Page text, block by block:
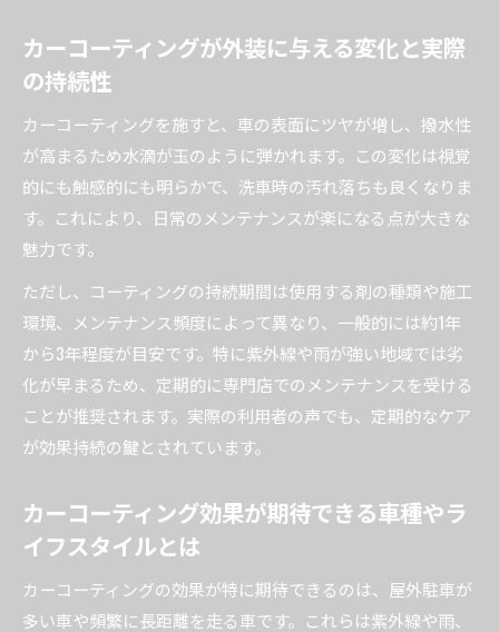
維持費や手間を踏まえたカーコーティングの選
び方
カーコーティング施工前に知るべき費用項目ま
とめ
水洗いだけで十分？維持管理と再施工の現実
カーコーティング後の水洗いだけで保てる美し
カーコーティング車の日常メンテナンス頻度と
方法
カーコーティングした車が水洗いだけで済む条
件
再施工のタイミングを見極めるチェックポイン
ト
意点
カーコーティングが外装に与える変化と実際
の持続性
カーコーティングを施すと、車の表面にツヤが増し、撥水性
が高まるため水滴が玉のように弾かれます。この変化は視覚
的にも触感的にも明らかで、洗車時の汚れ落ちも良くなりま
す。これにより、日常のメンテナンスが楽になる点が大きな
魅力です。
ただし、コーティングの持続期間は使用する剤の種類や施工
環境、メンテナンス頻度によって異なり、一般的には約1年
から3年程度が目安です。特に紫外線や雨が強い地域では劣
化が早まるため、定期的に専門店でのメンテナンスを受ける
ことが推奨されます。実際の利用者の声でも、定期的なケア
が効果持続の鍵とされています。
カーコーティング効果が期待できる車種やラ
イフスタイルとは
カーコーティングの効果が特に期待できるのは、屋外駐車が
多い車や頻繁に長距離を走る車です。これらは紫外線や雨、